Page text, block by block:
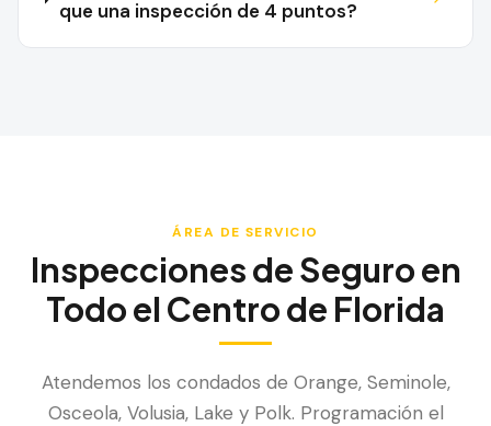
que una inspección de 4 puntos?
ÁREA DE SERVICIO
Inspecciones de Seguro en
Todo el Centro de Florida
Atendemos los condados de Orange, Seminole,
Osceola, Volusia, Lake y Polk. Programación el